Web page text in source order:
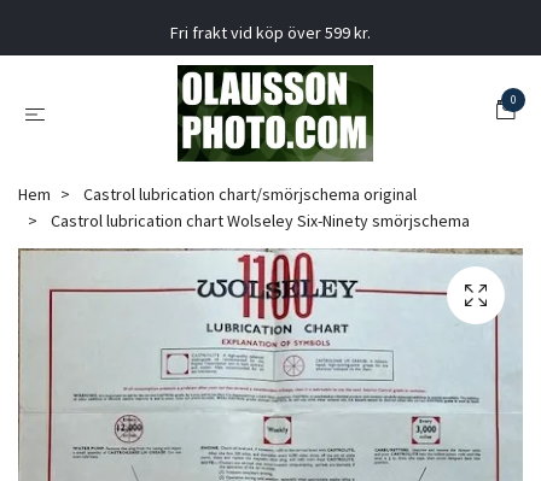
Fri frakt vid köp över 599 kr.
0
Hem
Castrol lubrication chart/smörjschema original
Castrol lubrication chart Wolseley Six-Ninety smörjschema